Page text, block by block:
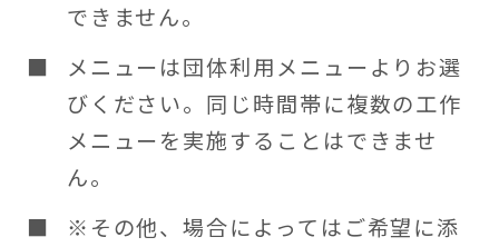
できません。
メニューは団体利用メニューよりお選
びください。同じ時間帯に複数の工作
メニューを実施することはできませ
ん。
※その他、場合によってはご希望に添